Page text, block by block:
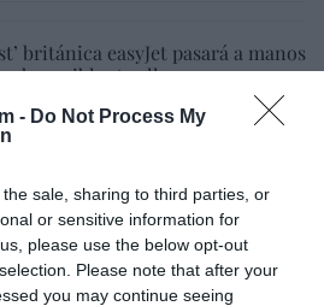
- Do Not Process My
sale, sharing to third parties, or
or sensitive information for
please use the below opt-out
Please note that after your
you may continue seeing
británica easyJet pasará a manos
posible: Apollo... pero no
07/08/26 14:09
Comienza el diálogo entre
un sector de la oposición, pero
quieren a Corina
07/08/26 11:46